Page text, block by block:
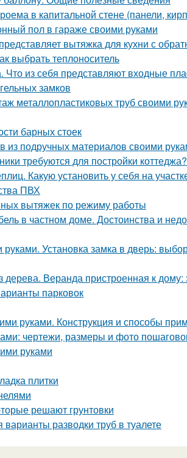
в капитальной стене (панели,
пол в гараже своими руками
вытяжка для кухни с
выбрать теплоноситель
из себя представляют входные
замков
металлопластиковых труб своими
барных стоек
из подручных материалов своими
требуются для постройки коттеджа?
Какую установить у себя на
ПВХ
вытяжек по режиму работы
в частном доме. Достоинства и
Установка замка в дверь:
Веранда пристроенная к дому:
парковок
руками. Конструкция и способы
чертежи, размеры и фото
руками
плитки
решают грунтовки
варианты разводки труб в туалете